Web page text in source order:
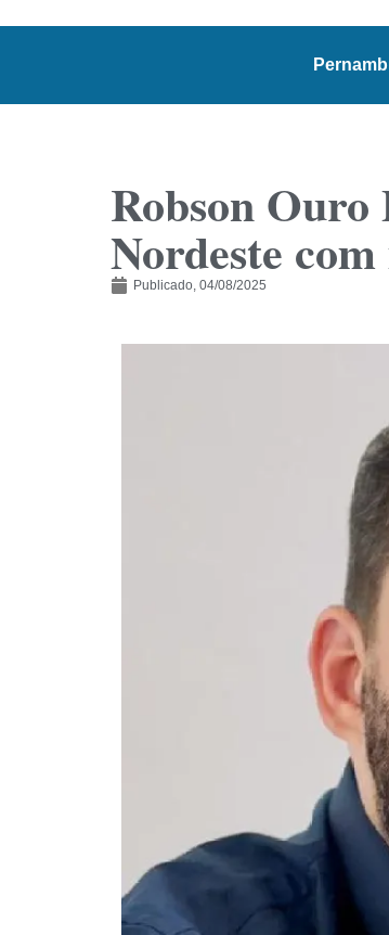
Robson
Nordeste
Publicado, 04/08/2025